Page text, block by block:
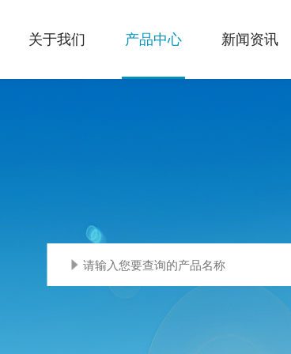
关于我们 产品中心 新闻资讯